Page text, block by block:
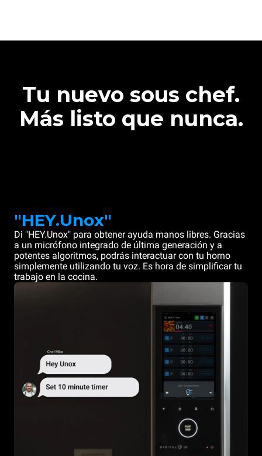
Tu nuevo sous chef.
Más listo que nunca.
"HEY.Unox"
Di "HEY.Unox" para obtener ayuda manos libres. Gracias
a un micrófono integrado de última generación y a
potentes algoritmos, podrás interactuar con tu horno
simplemente utilizando tu voz. Es hora de simplificar tu
trabajo en la cocina.